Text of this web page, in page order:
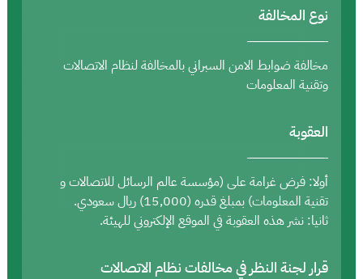
نوع المخالفة
مخالفة ضوابط الامن السبراني بالمخالفة لنظام الاتصالات
وتقنية المعلومات
العقوبة
أولا: فرض غرامة على (مؤسسة عالم الرسائل للاتصالات و
تقنية المعلومات) بمبلغ قدره (15,000) ريال سعودي.
ثانيا: نشر هذه العقوبة في الموقع الإلكتروني للهيئة.
قرار لجنة النظر في مخالفات نظام الاتصالات